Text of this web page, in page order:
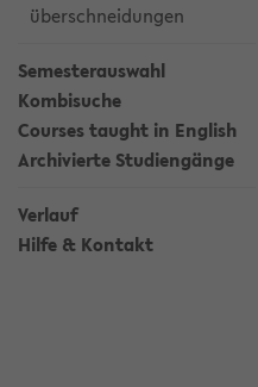
überschneidungen
Semesterauswahl
Kombisuche
Courses taught in English
Archivierte Studiengänge
Verlauf
Hilfe & Kontakt